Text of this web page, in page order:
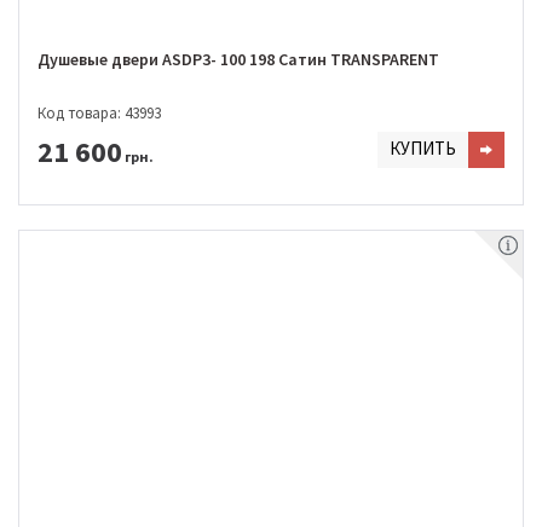
Душевые двери ASDP3- 100 198 Сатин TRANSPARENT
Код товара: 43993
21 600 грн. КУПИТЬ